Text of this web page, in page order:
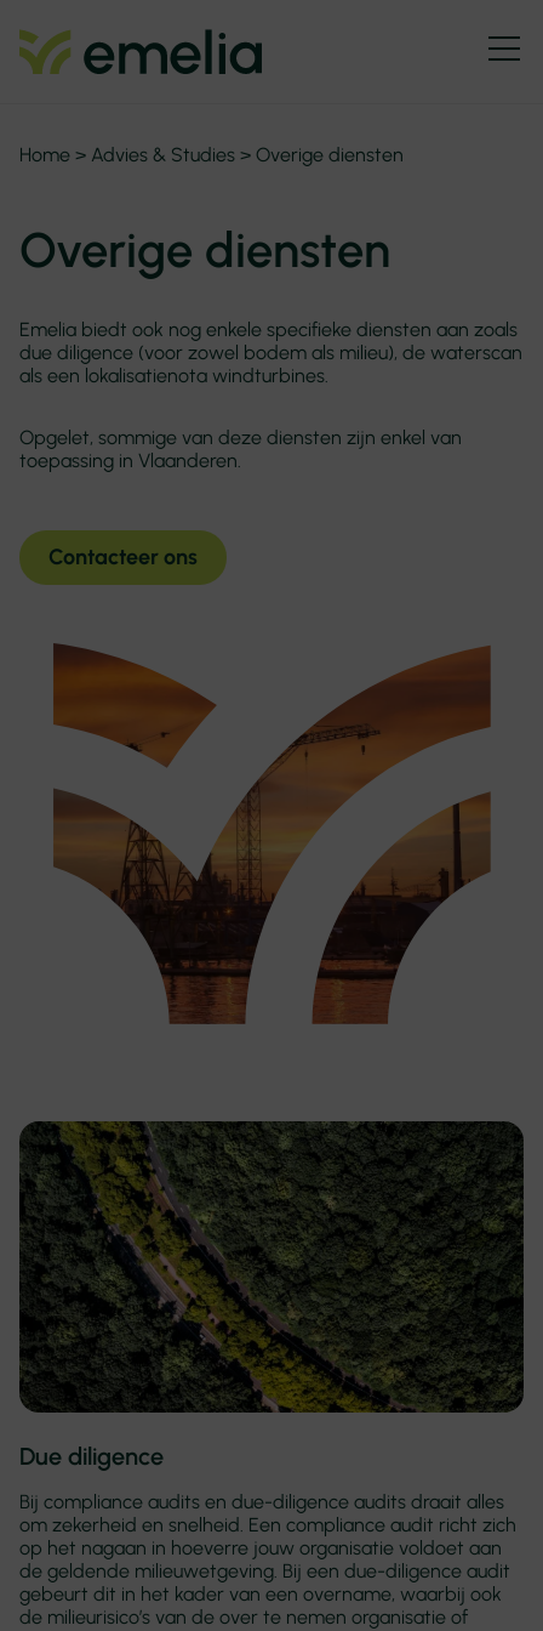
Home > Advies & Studies > Overige diensten
Overige diensten
Emelia biedt ook nog enkele specifieke diensten aan zoals
due diligence (voor zowel bodem als milieu), de waterscan
als een lokalisatienota windturbines.
Opgelet, sommige van deze diensten zijn enkel van
toepassing in Vlaanderen.
Contacteer ons
Due diligence
Bij compliance audits en due-diligence audits draait alles
om zekerheid en snelheid. Een compliance audit richt zich
op het nagaan in hoeverre jouw organisatie voldoet aan
de geldende milieuwetgeving. Bij een due-diligence audit
gebeurt dit in het kader van een overname, waarbij ook
de milieurisico’s van de over te nemen organisatie of